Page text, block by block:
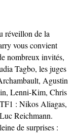
réveillon de la
vous convient
nombreux invités,
Tagbo, les juges
Agustin
Lenni-Kim, Chris
: Nikos Aliagas,
Reichmann.
de surprises :